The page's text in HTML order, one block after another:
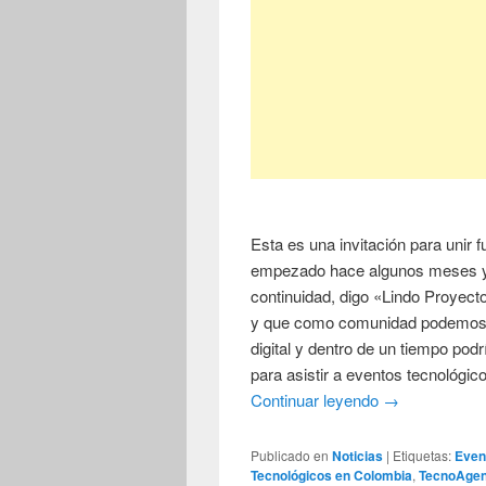
Esta es una invitación para unir
empezado hace algunos meses
continuidad, digo «Lindo
y que como comunidad
digital y dentro de un tiempo
para asistir a eventos
Continuar leyendo →
Publicado en Noticias | Etiquetas:
Tecnológicos en Colombia,